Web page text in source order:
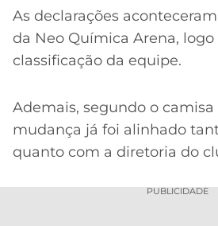
As declarações
da Neo Química Arena, logo
classificação da equipe.
Ademais, segundo o camisa
mudança já foi alinhado
quanto com a diretoria do
PUBLICIDADE